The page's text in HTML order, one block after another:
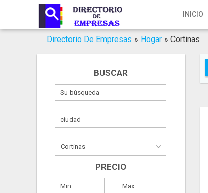
INICIO
Inicio
Iniciar Sesión
Servicios SEO
Publica Tu Empresa
Directorio De Empresas » Hogar » Cortinas
BUSCAR
PRECIO